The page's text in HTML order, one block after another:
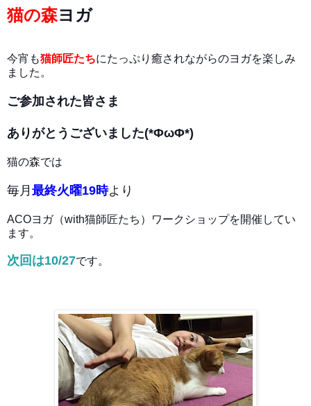
猫の森ヨガ
今宵も猫師匠たちにたっぷり癒されながらのヨガを楽しみ
ました。
ご参加された皆さま
ありがとうございました(*ΦωΦ*)
猫の森では
毎月 最終火曜19時より
ACOヨガ（with猫師匠たち）ワークショップを開催してい
ます。
次回は10/27です。